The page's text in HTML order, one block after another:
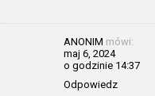
ANONIM mówi:
maj 6, 2024
o godzinie 14:37
Odpowiedz